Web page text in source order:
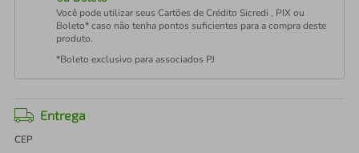
Você pode utilizar seus Cartões de Crédito Sicredi , PIX ou
Boleto* caso não tenha pontos suficientes para a compra deste
produto.
*Boleto exclusivo para associados PJ
Entrega
CEP